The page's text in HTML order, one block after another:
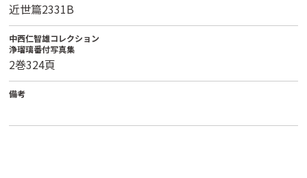
近世篇2331B
中西仁智雄コレクション
浄瑠璃番付写真集
2巻324頁
備考